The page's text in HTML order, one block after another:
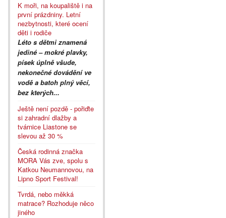
K moři, na koupaliště i na
první prázdniny. Letní
nezbytnosti, které ocení
děti i rodiče
Léto s dětmi znamená
jediné – mokré plavky,
písek úplně všude,
nekonečné dovádění ve
vodě a batoh plný věcí,
bez kterých...
Ještě není pozdě - pořiďte
si zahradní dlažby a
tvárnice Liastone se
slevou až 30 %
Česká rodinná značka
MORA Vás zve, spolu s
Katkou Neumannovou, na
Lipno Sport Festival!
Tvrdá, nebo měkká
matrace? Rozhoduje něco
jiného